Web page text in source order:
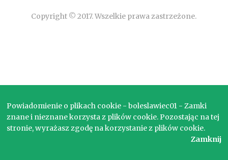
Copyright © 2017. Wszelkie prawa zastrzeżone.
Powiadomienie o plikach cookie - boleslawiec01 - Zamki
znane i nieznane korzysta z plików cookie. Pozostając na tej
stronie, wyrażasz zgodę na korzystanie z plików cookie.
Zamknij